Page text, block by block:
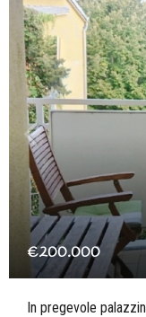
€200.000
In pregevole